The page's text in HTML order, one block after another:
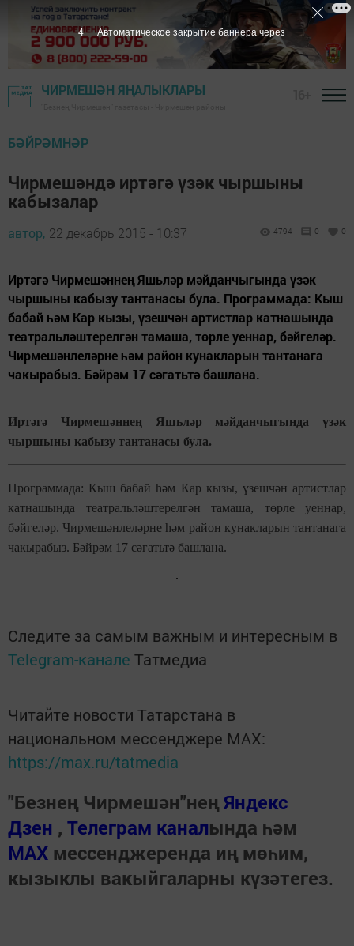
ЧИРМЕШӘН ЯҢАЛЫКЛАРЫ
БӘЙРӘМНӘР
Чирмешәндә иртәгә үзәк чыршыны
кабызалар
автор, 22 декабрь 2015 - 10:37 4794 0 0
Иртәгә Чирмешәннең Яшьләр мәйданчыгында үзәк
чыршыны кабызу тантанасы була. Программада: Кыш
бабай һәм Кар кызы, үзешчән артистлар катнашында
театральләштерелгән тамаша, төрле уеннар, бәйгеләр.
Чирмешәнлеләрне һәм район кунакларын тантанага
чакырабыз. Бәйрәм 17 сәгатьтә башлана.
Иртәгә Чирмешәннең Яшьләр мәйданчыгында үзәк
чыршыны кабызу тантанасы була.
Программада: Кыш бабай һәм Кар кызы, үзешчән артистлар
катнашында театральләштерелгән тамаша, төрле уеннар,
бәйгеләр. Чирмешәнлеләрне һәм район кунакларын тантанага
чакырабыз. Бәйрәм 17 сәгатьтә башлана.
Следите за самым важным и интересным в
Telegram-канале Татмедиа
Читайте новости Татарстана в
национальном мессенджере MАХ:
https://max.ru/tatmedia
"Безнең Чирмешән"неңЯндекс
Дзен , Телеграм каналында һәм
МАХ мессенджеренда иң мөһим,
кызыклы вакыйгаларны күзәтегез.
4 Автоматическое закрытие баннера через